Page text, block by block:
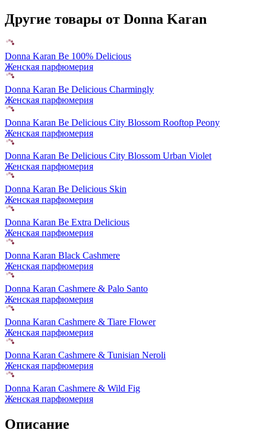
Другие товары от Donna Karan
Donna Karan Be 100% Delicious
Женская парфюмерия
Donna Karan Be Delicious Charmingly
Женская парфюмерия
Donna Karan Be Delicious City Blossom Rooftop Peony
Женская парфюмерия
Donna Karan Be Delicious City Blossom Urban Violet
Женская парфюмерия
Donna Karan Be Delicious Skin
Женская парфюмерия
Donna Karan Be Extra Delicious
Женская парфюмерия
Donna Karan Black Cashmere
Женская парфюмерия
Donna Karan Cashmere & Palo Santo
Женская парфюмерия
Donna Karan Cashmere & Tiare Flower
Женская парфюмерия
Donna Karan Cashmere & Tunisian Neroli
Женская парфюмерия
Donna Karan Cashmere & Wild Fig
Женская парфюмерия
Описание